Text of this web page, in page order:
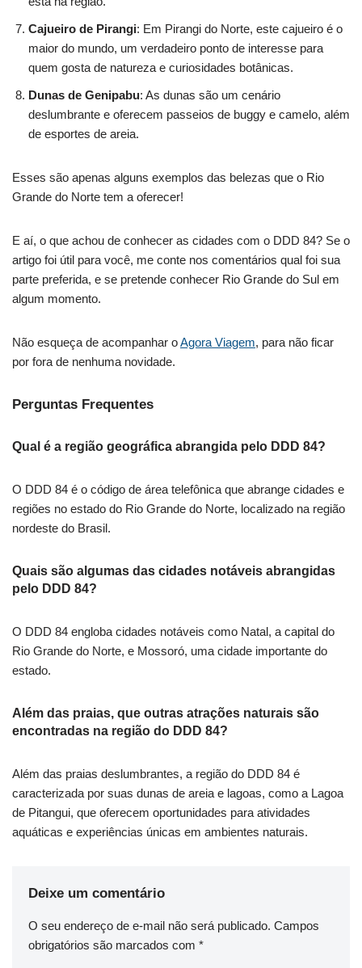
Cajueiro de Pirangi: Em Pirangi do Norte, este cajueiro é o
maior do mundo, um verdadeiro ponto de interesse para
quem gosta de natureza e curiosidades botânicas.
Dunas de Genipabu: As dunas são um cenário
deslumbrante e oferecem passeios de buggy e camelo, além
de esportes de areia.
Esses são apenas alguns exemplos das belezas que o Rio
Grande do Norte tem a oferecer!
E aí, o que achou de conhecer as cidades com o DDD 84? Se o
artigo foi útil para você, me conte nos comentários qual foi sua
parte preferida, e se pretende conhecer Rio Grande do Sul em
algum momento.
Não esqueça de acompanhar oAgora Viagem, para não ficar
por fora de nenhuma novidade.
Perguntas Frequentes
Qual é a região geográfica abrangida pelo DDD 84?
O DDD 84 é o código de área telefônica que abrange cidades e
regiões no estado do Rio Grande do Norte, localizado na região
nordeste do Brasil.
Quais são algumas das cidades notáveis abrangidas
pelo DDD 84?
O DDD 84 engloba cidades notáveis como Natal, a capital do
Rio Grande do Norte, e Mossoró, uma cidade importante do
estado.
Além das praias, que outras atrações naturais são
encontradas na região do DDD 84?
Além das praias deslumbrantes, a região do DDD 84 é
caracterizada por suas dunas de areia e lagoas, como a Lagoa
de Pitangui, que oferecem oportunidades para atividades
aquáticas e experiências únicas em ambientes naturais.
Deixe um comentário
O seu endereço de e-mail não será publicado. Campos
obrigatórios são marcados com *